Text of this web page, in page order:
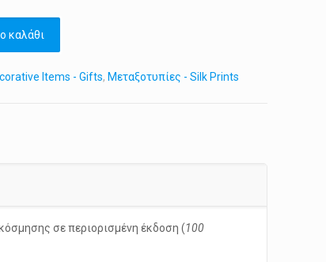
καλάθι
Items - Gifts, Μεταξοτυπίες - Silk Prints
σε περιορισμένη έκδοση (100